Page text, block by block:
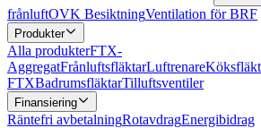
frånluftOVK BesiktningVentilation för BRF
Produkter
Alla produkterFTX-
AggregatFrånluftsfläktarLuftrenare
FTXBadrumsfläktarTilluftsventiler
Finansiering
Räntefri avbetalningRotavdragEnergibidrag